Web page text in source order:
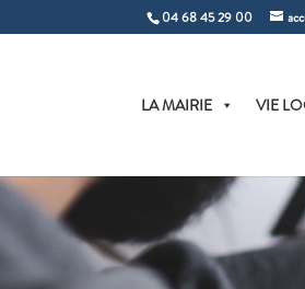
04 68 45 29 00
LA MAIRIE VIE